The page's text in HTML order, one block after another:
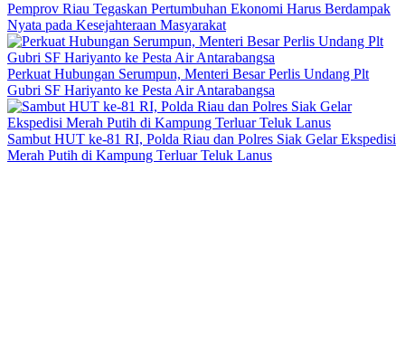
Pemprov Riau Tegaskan Pertumbuhan Ekonomi Harus Berdampak
Nyata pada Kesejahteraan Masyarakat
Perkuat Hubungan Serumpun, Menteri Besar Perlis Undang Plt
Gubri SF Hariyanto ke Pesta Air Antarabangsa
Sambut HUT ke-81 RI, Polda Riau dan Polres Siak Gelar Ekspedisi
Merah Putih di Kampung Terluar Teluk Lanus